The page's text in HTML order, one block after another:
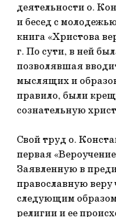
деятельности о.
и бесед с
книга «Христова
г. По сути, в ней
позволявшая
мыслящих и
правило, были
сознательную
Свой труд о.
первая
Заявленную в
православную
следующим
религии и ее